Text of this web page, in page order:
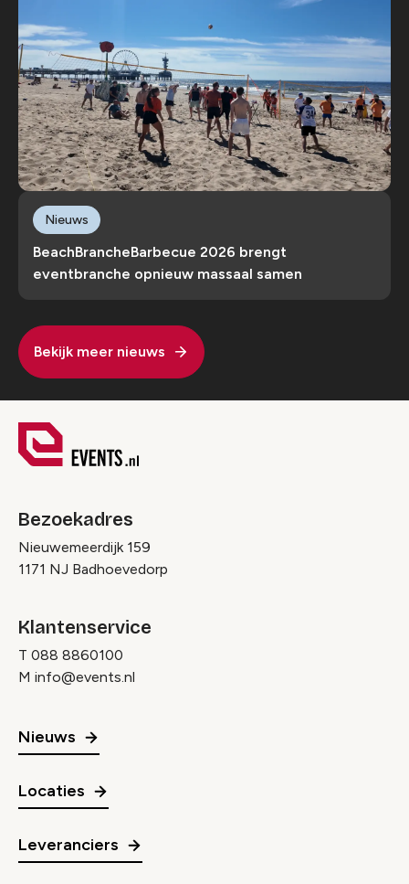
BeachBrancheBarbecue 2026 brengt
eventbranche opnieuw massaal samen
Nieuws
Bekijk meer nieuws
Bezoekadres
Nieuwemeerdijk 159
1171 NJ Badhoevedorp
Klantenservice
T 088 8860100
M info@events.nl
Nieuws
Locaties
Leveranciers